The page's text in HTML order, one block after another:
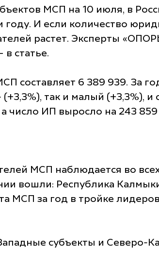
МСП на 10 июля, в
И если количество
растет. Эксперты
статье.
составляет 6 389 939. За
(+3,3%), так и малый (+3,3%),
число ИП выросло на 243 859
МСП наблюдается во
вошли: Республика
МСП за год в тройке
субъекты и Северо-